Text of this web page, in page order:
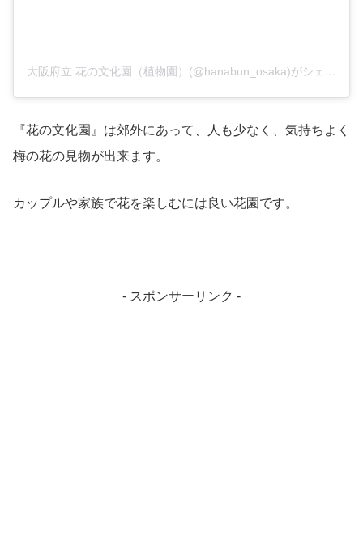
大阪府立 花の文化園（植物園）(@hanabun_osaka)がシェアした投稿
『花の文化園』は郊外にあって、人も少なく、気持ちよく
梅の花の見物が出来ます。
カップルや家族で花を楽しむには良い花園です。
- スポンサーリンク -